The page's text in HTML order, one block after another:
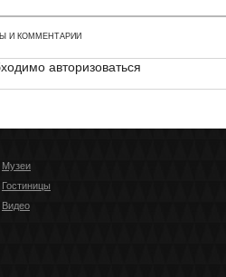
И КОММЕНТАРИИ
авторизоваться
Музеи
Гостиницы
Видео